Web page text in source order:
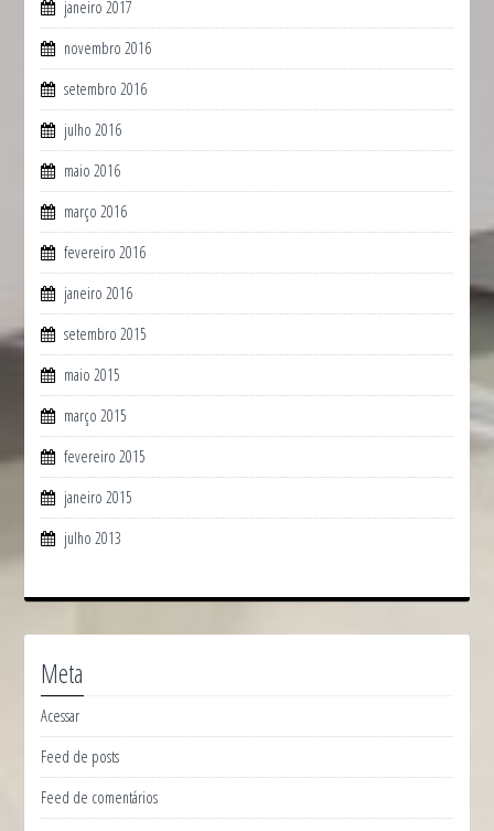
janeiro 2017
novembro 2016
setembro 2016
julho 2016
maio 2016
março 2016
fevereiro 2016
janeiro 2016
setembro 2015
maio 2015
março 2015
fevereiro 2015
janeiro 2015
julho 2013
Meta
Acessar
Feed de posts
Feed de comentários